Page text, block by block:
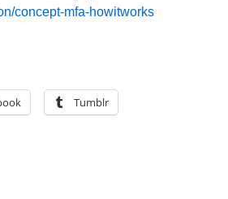
concept-mfa-howitworks
Tumblr